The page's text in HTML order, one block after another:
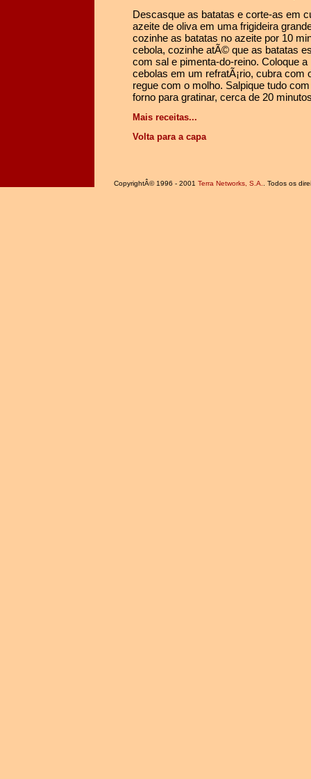
Descasque as batatas e corte-as em
azeite de oliva em uma frigideira
cozinhe as batatas no azeite por 10
cebola, cozinhe atÃ© que as batatas
com sal e pimenta-do-reino. Coloque
cebolas em um refratÃ¡rio, cubra com
regue com o molho. Salpique tudo
forno para gratinar, cerca de 20
Mais receitas...
Volta para a capa
CopyrightÂ© 1996 - 2001 Terra Networks, S.A. . Todos os